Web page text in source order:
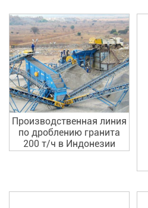
Производственная линия
по дроблению гранита
200 т/ч в Индонезии